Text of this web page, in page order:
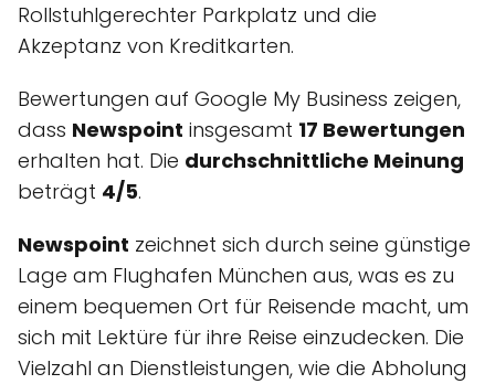
Rollstuhlgerechter Parkplatz und die
Akzeptanz von Kreditkarten.
Bewertungen auf Google My Business zeigen,
dass Newspoint insgesamt 17 Bewertungen
erhalten hat. Die durchschnittliche Meinung
beträgt 4/5.
Newspoint zeichnet sich durch seine günstige
Lage am Flughafen München aus, was es zu
einem bequemen Ort für Reisende macht, um
sich mit Lektüre für ihre Reise einzudecken. Die
Vielzahl an Dienstleistungen, wie die Abholung